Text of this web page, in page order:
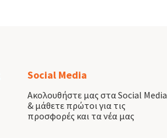
Social Media
Ακολουθήστε μας στα Social Media
& μάθετε πρώτοι για τις
προσφορές και τα νέα μας